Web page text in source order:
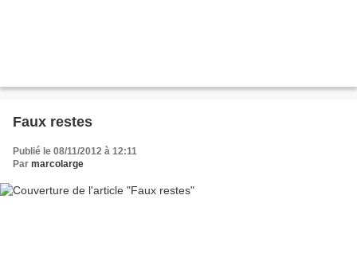
Faux restes
Publié le 08/11/2012 à 12:11
Par marcolarge